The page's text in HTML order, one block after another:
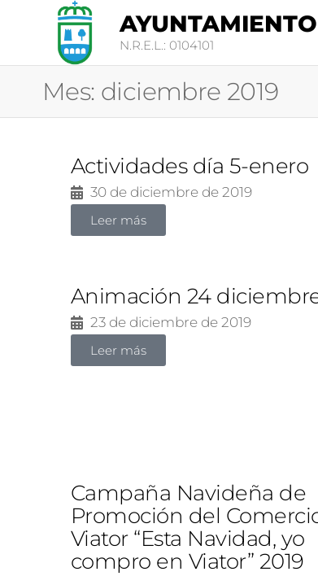
N.R.E.L.: 0104101
Mes: diciembre 2019
Actividades día 5-enero
30 de diciembre de 2019
Leer más
Animación 24
23 de diciembre de 2019
Leer más
Campaña Navideña de
Promoción del
Viator “Esta Navidad, yo
compro en Viator” 2019